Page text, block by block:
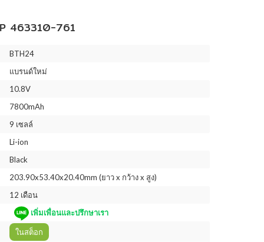
463310-761
BTH24
แบรนด์ใหม่
10.8V
7800mAh
9 เซลล์
Li-ion
Black
203.90x53.40x20.40mm (ยาว x กว้าง x สูง)
12 เดือน
เพิ่มเพื่อนและปรึกษาเรา
ในสต็อก